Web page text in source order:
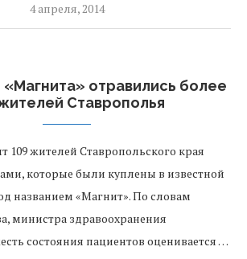
4 апреля, 2014
«Магнита» отравились более
Ставрополья
жителей Ставропольского края
которые были куплены в известной
названием «Магнит». По словам
министра здравоохранения
состояния пациентов оценивается …